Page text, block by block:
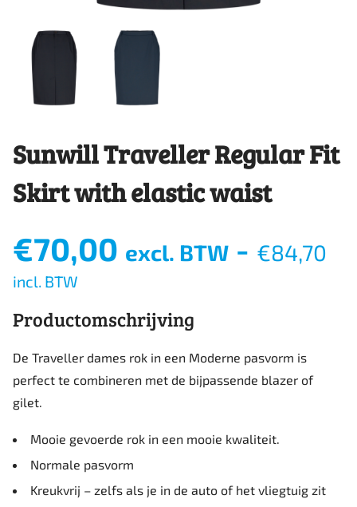
Sunwill Traveller Regular Fit
Skirt with elastic waist
€70,00 excl. BTW - €84,70
incl. BTW
Productomschrijving
De Traveller dames rok in een Moderne pasvorm is
perfect te combineren met de bijpassende blazer of
gilet.
Mooie gevoerde rok in een mooie kwaliteit.
Normale pasvorm
Kreukvrij – zelfs als je in de auto of het vliegtuig zit